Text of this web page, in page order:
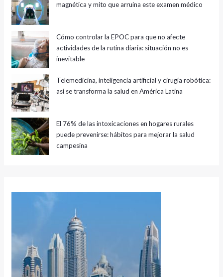
magnética y mito que arruina este examen médico
Cómo controlar la EPOC para que no afecte
actividades de la rutina diaria: situación no es
inevitable
Telemedicina, inteligencia artificial y cirugía robótica:
así se transforma la salud en América Latina
El 76% de las intoxicaciones en hogares rurales
puede prevenirse: hábitos para mejorar la salud
campesina